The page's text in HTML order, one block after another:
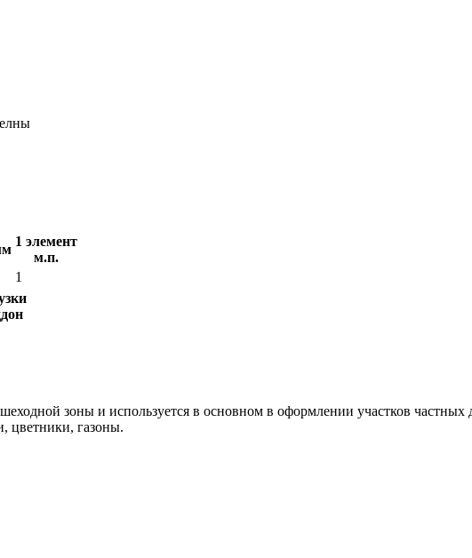
1 элемент
м.п.
1
зоны и используется в основном в оформлении участков
цветники, газоны.